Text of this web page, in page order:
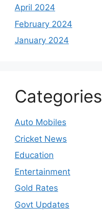
April 2024
February 2024
January 2024
Categories
Auto Mobiles
Cricket News
Education
Entertainment
Gold Rates
Govt Updates